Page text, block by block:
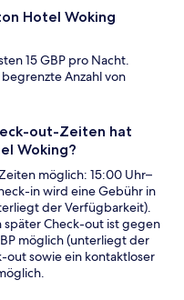
Hotel Woking
15 GBP pro Nacht.
Anzahl von
out-Zeiten hat
Woking?
möglich: 15:00 Uhr–
in wird eine Gebühr in
der Verfügbarkeit).
später Check-out ist gegen
möglich (unterliegt der
out sowie ein kontaktloser